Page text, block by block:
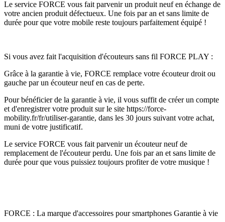
Le service FORCE vous fait parvenir un produit neuf en échange de
votre ancien produit défectueux. Une fois par an et sans limite de
durée pour que votre mobile reste toujours parfaitement équipé !
Si vous avez fait l'acquisition d'écouteurs sans fil FORCE PLAY :
Grâce à la garantie à vie, FORCE remplace votre écouteur droit ou
gauche par un écouteur neuf en cas de perte.
Pour bénéficier de la garantie à vie, il vous suffit de créer un compte
et d'enregistrer votre produit sur le site https://force-
mobility.fr/fr/utiliser-garantie, dans les 30 jours suivant votre achat,
muni de votre justificatif.
Le service FORCE vous fait parvenir un écouteur neuf de
remplacement de l'écouteur perdu. Une fois par an et sans limite de
durée pour que vous puissiez toujours profiter de votre musique !
FORCE : La marque d'accessoires pour smartphones Garantie à vie